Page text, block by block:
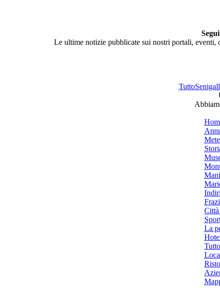
Le ultime notizie pubblicate sui nostri portali,
Città
La